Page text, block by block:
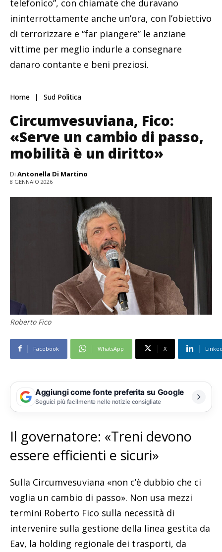
telefonico”, con chiamate che duravano
ininterrottamente anche un’ora, con l’obiettivo
di terrorizzare e “far piangere” le anziane
vittime per meglio indurle a consegnare
danaro contante e beni preziosi.
Home Sud Politica
Circumvesuviana, Fico:
«Serve un cambio di passo,
mobilità è un diritto»
Di Antonella Di Martino
8 GENNAIO 2026
Roberto Fico
Facebook WhatsApp X
Aggiungi come fonte preferita su Google
Seguici più facilmente nelle notizie consigliate
Il governatore: «Treni devono
essere efficienti e sicuri»
Sulla Circumvesuviana «non c’è dubbio che ci
voglia un cambio di passo». Non usa mezzi
termini Roberto Fico sulla necessità di
intervenire sulla gestione della linea gestita da
Eav, la holding regionale dei trasporti, da